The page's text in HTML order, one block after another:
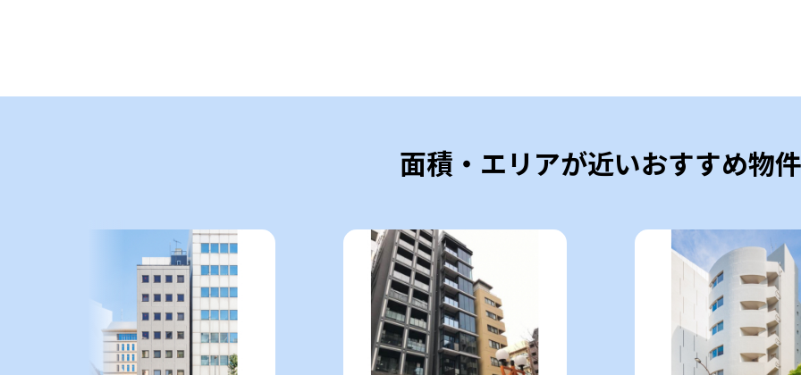
面積・エリアが近いおすすめ物件